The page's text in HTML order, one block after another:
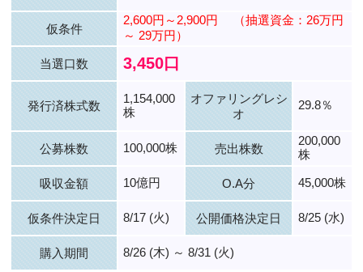
仮条件
2,600円～2,900円
（抽選資金：26万円
～ 29万円）
当選口数 3,450口
発行済株式数
1,154,000
株
オファリングレシ
オ
29.8％
公募株数 100,000株 売出株数
200,000
株
吸収金額 10億円 O.A分 45,000株
仮条件決定日 8/17 (火) 公開価格決定日 8/25 (水)
購入期間 8/26 (木) ～ 8/31 (火)